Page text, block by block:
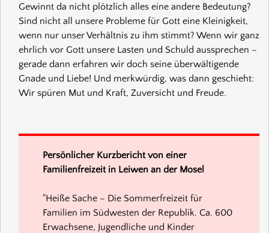
Gewinnt da nicht plötzlich alles eine andere Bedeutung?
Sind nicht all unsere Probleme für Gott eine Kleinigkeit,
wenn nur unser Verhältnis zu ihm stimmt? Wenn wir ganz
ehrlich vor Gott unsere Lasten und Schuld aussprechen –
gerade dann erfahren wir doch seine überwältigende
Gnade und Liebe! Und merkwürdig, was dann geschieht:
Wir spüren Mut und Kraft, Zuversicht und Freude.
Persönlicher Kurzbericht von einer
Familienfreizeit in Leiwen an der Mosel
"Heiße Sache – Die Sommerfreizeit für
Familien im Südwesten der Republik. Ca. 600
Erwachsene, Jugendliche und Kinder